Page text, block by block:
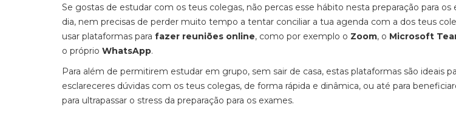
Se gostas de estudar com os teus colegas, não percas esse hábito nesta preparação para os
dia, nem precisas de perder muito tempo a tentar conciliar a tua agenda com a dos teus
usar plataformas para fazer reuniões online, como por exemplo o Zoom, o Microsoft
o próprio WhatsApp.
Para além de permitirem estudar em grupo, sem sair de casa, estas plataformas são ideais
esclareceres dúvidas com os teus colegas, de forma rápida e dinâmica, ou até para
para ultrapassar o stress da preparação para os exames.